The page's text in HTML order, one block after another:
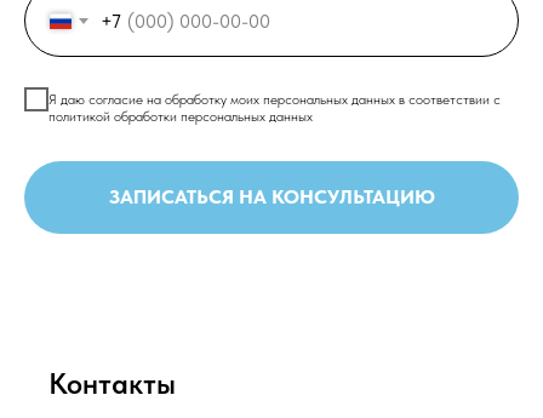
+7
Я даю согласие на обработку моих персональных данных в соответствии с
политикой обработки персональных данных
ЗАПИСАТЬСЯ НА КОНСУЛЬТАЦИЮ
Контакты